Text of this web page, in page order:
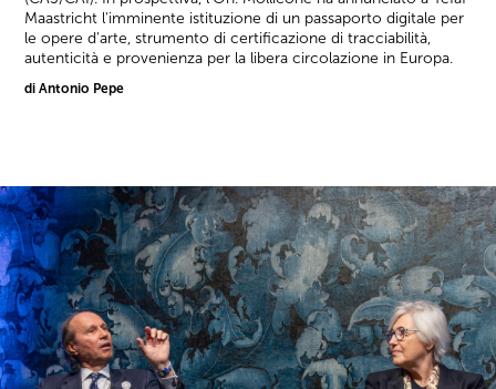
Maastricht l'imminente istituzione di un passaporto digitale per
le opere d'arte, strumento di certificazione di tracciabilità,
autenticità e provenienza per la libera circolazione in Europa.
di Antonio Pepe